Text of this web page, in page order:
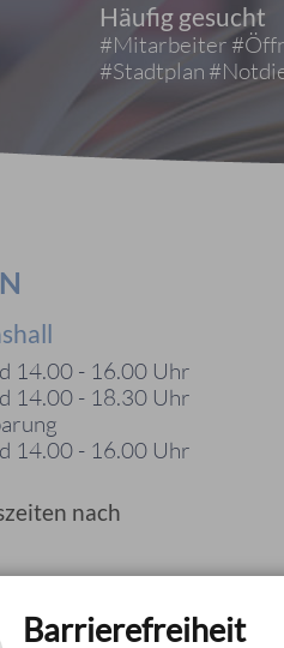
Häufig gesucht
#Mitarbeiter
#Stadtplan
14.00 - 16.00 Uhr
14.00 - 18.30 Uhr
14.00 - 16.00 Uhr
nach
Barrierefreiheit